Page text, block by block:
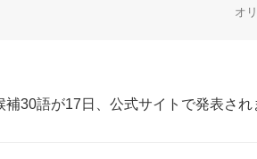
オ
30語が17日、公式サイトで発表され